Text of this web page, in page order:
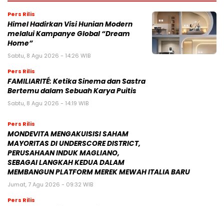
Pers Rilis
Himel Hadirkan Visi Hunian Modern
melalui Kampanye Global “Dream
Home”
Sabtu, 8 Agu 2026 - 14:26 WIB
Pers Rilis
FAMILIARITÉ: Ketika Sinema dan Sastra
Bertemu dalam Sebuah Karya Puitis
Sabtu, 8 Agu 2026 - 14:19 WIB
Pers Rilis
MONDEVITA MENGAKUISISI SAHAM
MAYORITAS DI UNDERSCORE DISTRICT,
PERUSAHAAN INDUK MAGLIANO,
SEBAGAI LANGKAH KEDUA DALAM
MEMBANGUN PLATFORM MEREK MEWAH ITALIA BARU
Jumat, 7 Agu 2026 - 09:32 WIB
Pers Rilis